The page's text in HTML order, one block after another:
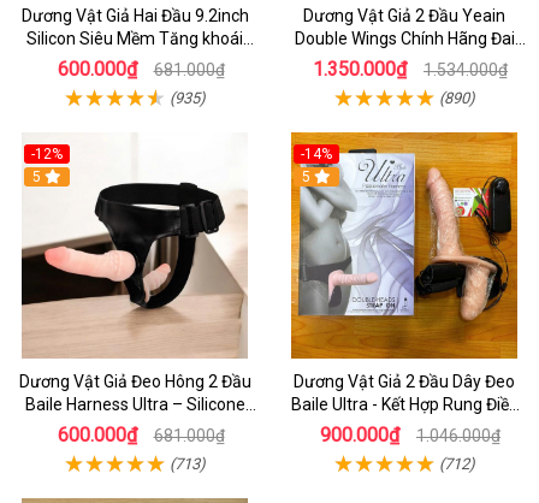
Dương Vật Giả Hai Đầu 9.2inch
Silicon Siêu Mềm Tăng khoái
Cảm Đôi Đỉnh Cao
600.000₫ 681.000₫
(935)
Dương Vật Giả 2 Đầu Yeain
Double Wings Chính Hãng Đai
Đeo Hông Remote Từ Xa Thông
Minh
1.350.000₫ 1.534.000₫
(890)
-12%
5
Dương Vật Giả Đeo Hông 2 Đầu
Baile Harness Ultra – Silicone
Mềm, Cao Cấp
600.000₫ 681.000₫
(713)
-14%
5
Dương Vật Giả 2 Đầu Dây Đeo
Baile Ultra - Kết Hợp Rung Điều
Khiển - Đồ Chơi Dành Cho les
900.000₫ 1.046.000₫
(712)